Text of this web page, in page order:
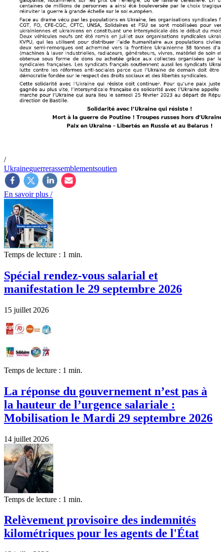
/
Ukraineguerrerassemblementsoutien
En savoir plus /
Temps de lecture : 1 min.
Spécial rendez-vous salarial et
manifestation le 29 septembre 2026
15 juillet 2026
Temps de lecture : 1 min.
La réponse du gouvernement n’est pas à
la hauteur de l’urgence salariale :
Mobilisation le Mardi 29 septembre 2026
14 juillet 2026
Temps de lecture : 1 min.
Relèvement provisoire des indemnités
kilométriques pour les agents de l'État